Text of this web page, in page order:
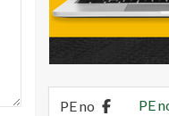
PE no PE